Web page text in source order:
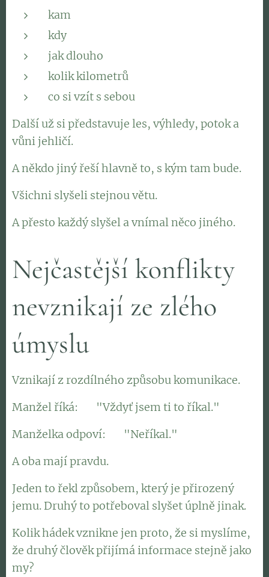
kam
kdy
jak dlouho
kolik kilometrů
co si vzít s sebou
Další už si představuje les, výhledy, potok a
vůni jehličí.
A někdo jiný řeší hlavně to, s kým tam bude.
Všichni slyšeli stejnou větu.
A přesto každý slyšel a vnímal něco jiného.
Nejčastější konflikty
nevznikají ze zlého
úmyslu
Vznikají z rozdílného způsobu komunikace.
Manžel říká: 👉 "Vždyť jsem ti to říkal."
Manželka odpoví: 👉 "Neříkal."
A oba mají pravdu.
Jeden to řekl způsobem, který je přirozený
jemu. Druhý to potřeboval slyšet úplně jinak.
Kolik hádek vznikne jen proto, že si myslíme,
že druhý člověk přijímá informace stejně jako
my?